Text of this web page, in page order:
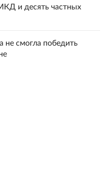
и десять частных
не смогла победить